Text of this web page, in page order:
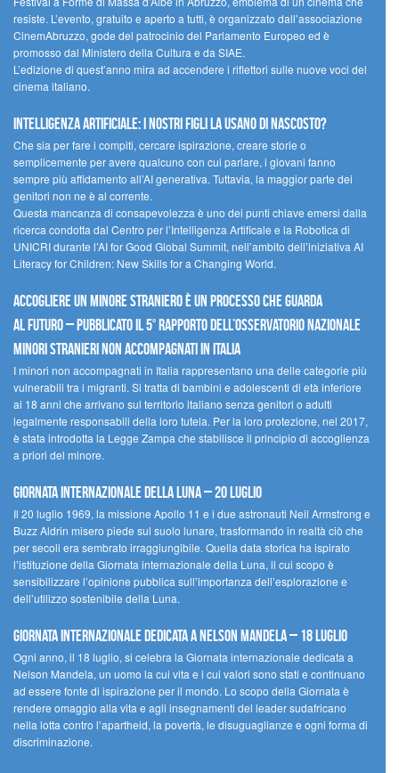
resiste. L’evento, gratuito e aperto a tutti, è organizzato dall’associazione
CinemAbruzzo, gode del patrocinio del Parlamento Europeo ed è
promosso dal Ministero della Cultura e da SIAE.
L’edizione di quest’anno mira ad accendere i riflettori sulle nuove voci del
cinema italiano.
Intelligenza artificiale: i nostri figli la usano di nascosto?
Che sia per fare i compiti, cercare ispirazione, creare storie o
semplicemente per avere qualcuno con cui parlare, i giovani fanno
sempre più affidamento all’AI generativa. Tuttavia, la maggior parte dei
genitori non ne è al corrente.
Questa mancanza di consapevolezza è uno dei punti chiave emersi dalla
ricerca condotta dal Centro per l’Intelligenza Artificale e la Robotica di
UNICRI durante l’AI for Good Global Summit, nell’ambito dell’iniziativa AI
Literacy for Children: New Skills for a Changing World.
Accogliere un minore straniero è un processo che guarda
al futuro – Pubblicato il 5° rapporto dell’Osservatorio Nazionale
Minori Stranieri Non Accompagnati in Italia
I minori non accompagnati in Italia rappresentano una delle categorie più
vulnerabili tra i migranti. Si tratta di bambini e adolescenti di età inferiore
ai 18 anni che arrivano sul territorio italiano senza genitori o adulti
legalmente responsabili della loro tutela. Per la loro protezione, nel 2017,
è stata introdotta la Legge Zampa che stabilisce il principio di accoglienza
a priori del minore.
Giornata Internazionale della Luna – 20 luglio
Il 20 luglio 1969, la missione Apollo 11 e i due astronauti Neil Armstrong e
Buzz Aldrin misero piede sul suolo lunare, trasformando in realtà ciò che
per secoli era sembrato irraggiungibile. Quella data storica ha ispirato
l’istituzione della Giornata internazionale della Luna, il cui scopo è
sensibilizzare l’opinione pubblica sull’importanza dell’esplorazione e
dell’utilizzo sostenibile della Luna.
Giornata internazionale dedicata a Nelson Mandela – 18 luglio
Ogni anno, il 18 luglio, si celebra la Giornata internazionale dedicata a
Nelson Mandela, un uomo la cui vita e i cui valori sono stati e continuano
ad essere fonte di ispirazione per il mondo. Lo scopo della Giornata è
rendere omaggio alla vita e agli insegnamenti del leader sudafricano
nella lotta contro l’apartheid, la povertà, le disuguaglianze e ogni forma di
discriminazione.